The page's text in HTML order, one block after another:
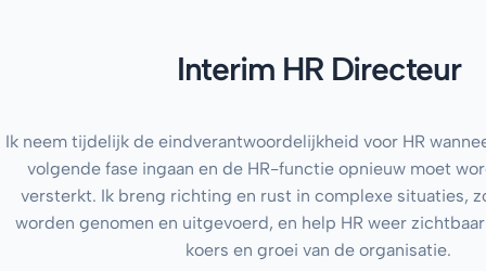
Interim HR Directeur
Ik neem tijdelijk de eindverantwoordelijkheid voor HR
volgende fase ingaan en de HR-functie opnieuw moet
versterkt. Ik breng richting en rust in complexe situaties,
worden genomen en uitgevoerd, en help HR weer
koers en groei van de organisatie.